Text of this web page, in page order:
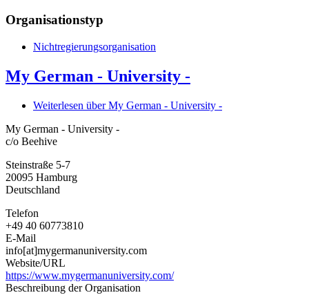
Organisationstyp
Nichtregierungsorganisation
My German - University -
Weiterlesen über My German - University -
My German - University -
c/o Beehive
Steinstraße 5-7
20095 Hamburg
Deutschland
Telefon
+49 40 60773810
E-Mail
info[at]mygermanuniversity.com
Website/URL
https://www.mygermanuniversity.com/
Beschreibung der Organisation